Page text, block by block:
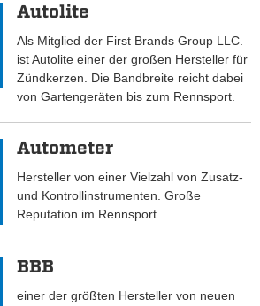
Autolite
Als Mitglied der First Brands Group LLC.
ist Autolite einer der großen Hersteller für
Zündkerzen. Die Bandbreite reicht dabei
von Gartengeräten bis zum Rennsport.
Autometer
Hersteller von einer Vielzahl von Zusatz-
und Kontrollinstrumenten. Große
Reputation im Rennsport.
BBB
einer der größten Hersteller von neuen